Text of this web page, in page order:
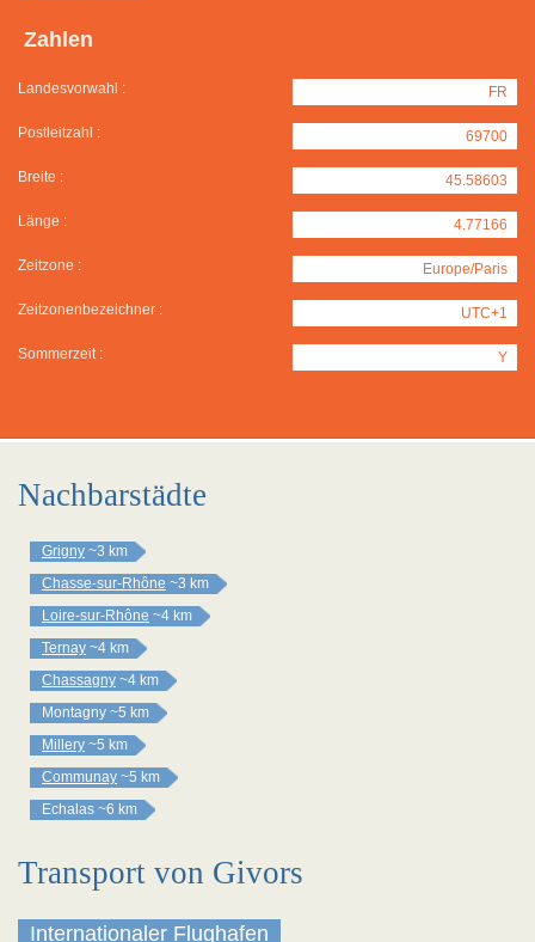
Zahlen
Landesvorwahl : FR
Postleitzahl : 69700
Breite : 45.58603
Länge : 4.77166
Zeitzone : Europe/Paris
Zeitzonenbezeichner : UTC+1
Sommerzeit : Y
Nachbarstädte
Grigny ~3 km
Chasse-sur-Rhône ~3 km
Loire-sur-Rhône ~4 km
Ternay ~4 km
Chassagny ~4 km
Montagny ~5 km
Millery ~5 km
Communay ~5 km
Echalas ~6 km
Transport von Givors
Internationaler Flughafen